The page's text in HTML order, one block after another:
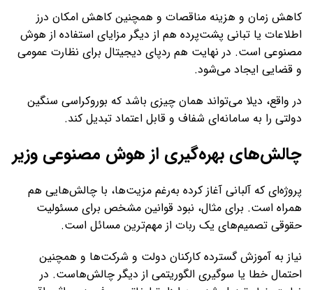
کاهش زمان و هزینه مناقصات و همچنین کاهش امکان درز
اطلاعات یا تبانی پشت‌پرده هم از دیگر مزایای استفاده از هوش
مصنوعی است. در نهایت هم ردپای دیجیتال برای نظارت عمومی
و قضایی ایجاد می‌شود.
در واقع، دیلا می‌تواند همان چیزی باشد که بوروکراسی سنگین
دولتی را به سامانه‌ای شفاف و قابل اعتماد تبدیل کند.
چالش‌های بهره‌گیری از هوش مصنوعی وزیر
پروژه‌ای که آلبانی آغاز کرده به‌رغم مزیت‌ها، با چالش‌هایی هم
همراه است. برای مثال، نبود قوانین مشخص برای مسئولیت
حقوقی تصمیم‌های یک ربات از مهم‌ترین مسائل است.
نیاز به آموزش گسترده کارکنان دولت و شرکت‌ها و همچنین
احتمال خطا یا سوگیری الگوریتمی از دیگر چالش‌هاست. در